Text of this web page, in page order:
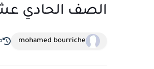
الصف الحادي
mohamed bourriche